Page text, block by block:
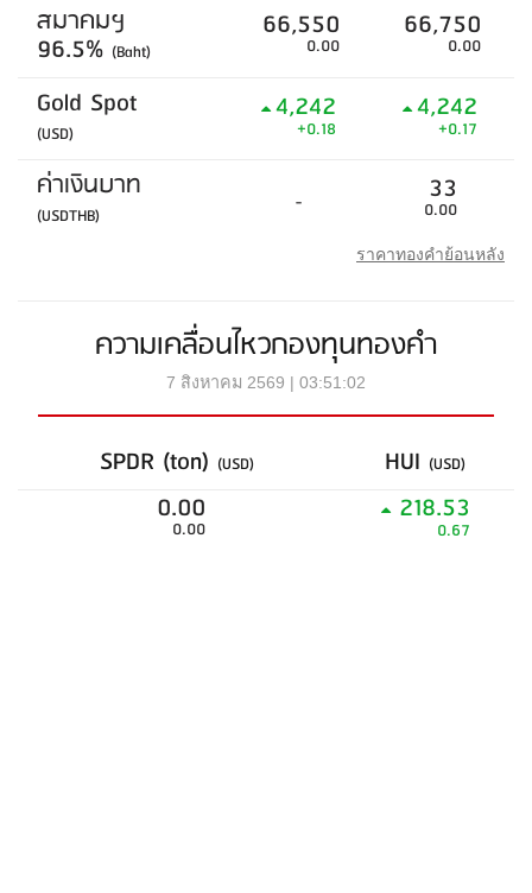
สมาคมฯ
96.5% (Baht)
66,550
0.00
66,750
0.00
Gold Spot
(USD)
4,242
+0.18
4,242
+0.17
ค่าเงินบาท
(USDTHB) - 33
0.00
ราคาทองคำย้อนหลัง
ความเคลื่อนไหวกองทุนทองคำ
7 สิงหาคม 2569 | 03:51:02
SPDR (ton) (USD) HUI (USD)
0.00
0.00
218.53
0.67